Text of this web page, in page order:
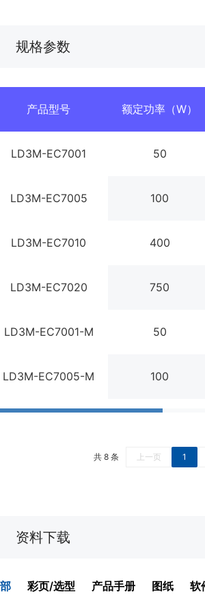
规格参数
产品型号 额定功率（W）
LD3M-EC7001 50
LD3M-EC7005 100
LD3M-EC7010 400
LD3M-EC7020 750
LD3M-EC7001-M 50
LD3M-EC7005-M 100
共 8 条 上一页 1
资料下载
彩页/选型 产品手册 图纸 软